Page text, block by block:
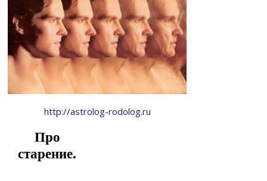
http://astrolog-rodolog.ru
Про
старение.